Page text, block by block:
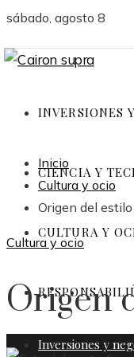
sábado, agosto 8
INVERSIONES
CIENCIA Y
CULTURA Y
Inversiones y
Inicio
Cultura y ocio
Origen del
Cultura y ocio
Origen